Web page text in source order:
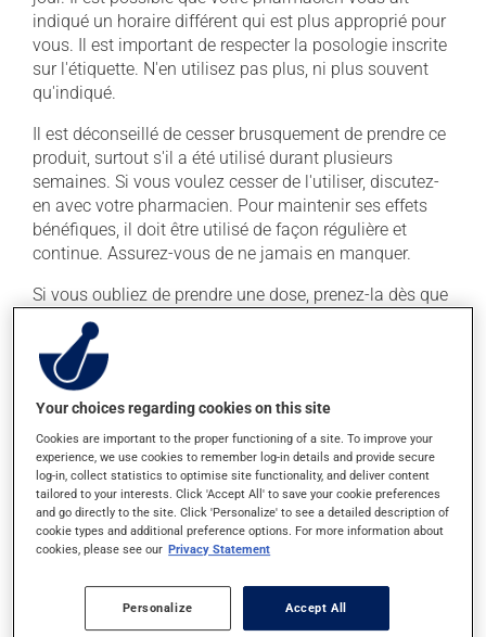
indiqué un horaire différent qui est plus approprié pour
vous. Il est important de respecter la posologie inscrite
sur l'étiquette. N'en utilisez pas plus, ni plus souvent
qu'indiqué.
Il est déconseillé de cesser brusquement de prendre ce
produit, surtout s'il a été utilisé durant plusieurs
semaines. Si vous voulez cesser de l'utiliser, discutez-
en avec votre pharmacien. Pour maintenir ses effets
bénéfiques, il doit être utilisé de façon régulière et
continue. Assurez-vous de ne jamais en manquer.
Si vous oubliez de prendre une dose, prenez-la dès que
vous y pensez. S'il est presque l'heure de votre dose
suivante, laissez simplement tomber la dose oubliée.
Ne doublez pas la dose suivante pour tenter de vous
rattraper. Il est préférable de prendre ce médicament
avec un repas.
Effets indésirables
En plus de ses effets recherchés, ce produit peut à
l'occasion entraîner certains effets indésirables (effets
il peut causer des étourdissements - levez-vous
lentement et soyez prudent avant de prendre le
Your choices regarding cookies on this site
Cookies are important to the proper functioning of a site. To improve your
experience, we use cookies to remember log-in details and provide secure
log-in, collect statistics to optimise site functionality, and deliver content
tailored to your interests. Click 'Accept All' to save your cookie preferences
and go directly to the site. Click 'Personalize' to see a detailed description of
cookie types and additional preference options. For more information about
cookies, please see our Privacy Statement
Personalize Accept All